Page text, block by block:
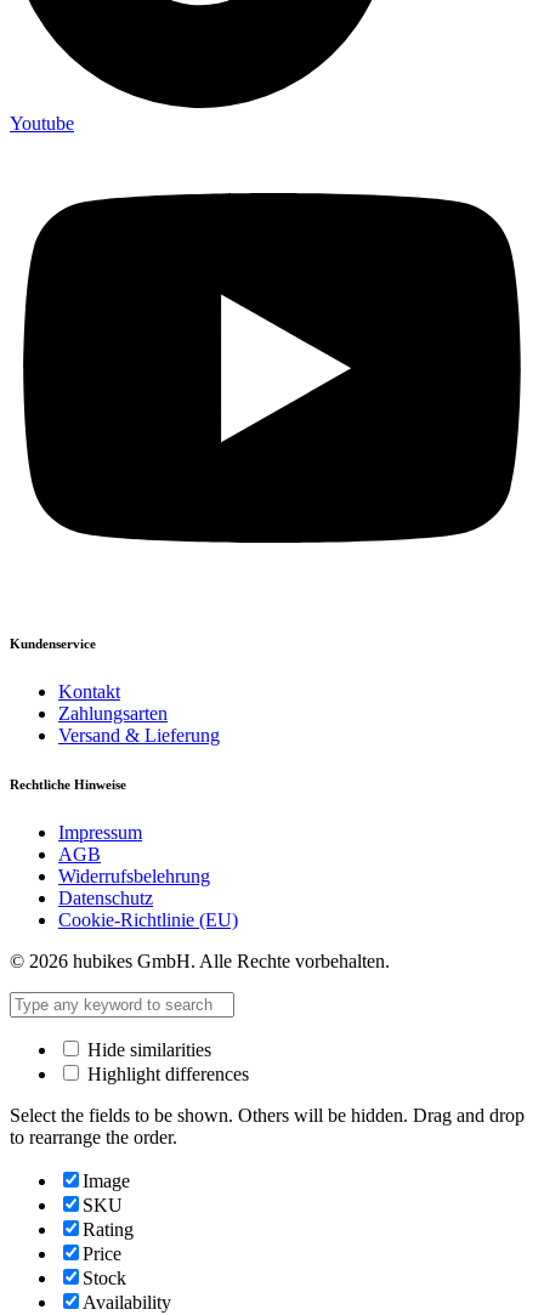
Youtube
Kundenservice
Kontakt
Zahlungsarten
Versand & Lieferung
Rechtliche Hinweise
Impressum
AGB
Widerrufsbelehrung
Datenschutz
Cookie-Richtlinie (EU)
© 2026 hubikes GmbH. Alle Rechte vorbehalten.
Hide similarities
Highlight differences
Select the fields to be shown. Others will be hidden. Drag and drop
to rearrange the order.
Image
SKU
Rating
Price
Stock
Availability